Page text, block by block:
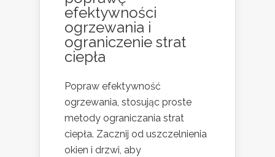
efektywności
ogrzewania i
ograniczenie strat
ciepła
Popraw efektywność
ogrzewania, stosując proste
metody ograniczania strat
ciepła. Zacznij od uszczelnienia
okien i drzwi, aby